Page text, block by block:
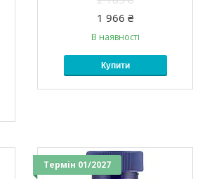
1 966 ₴
В наявності
Купити
Термін 01/2027